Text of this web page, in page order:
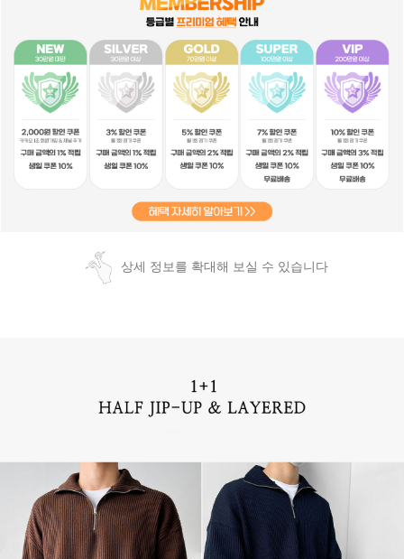
상세 정보를 확대해 보실 수 있습니다